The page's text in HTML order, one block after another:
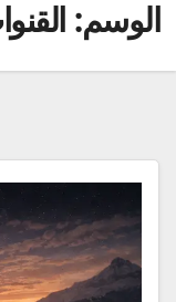
الوسم: